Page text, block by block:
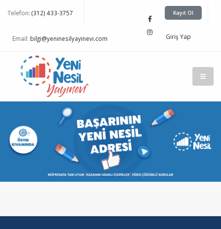
Telefon: (312) 433-3757
Email: bilgi@yeninesilyayinevi.com
Kayıt Ol
Giriş Yap